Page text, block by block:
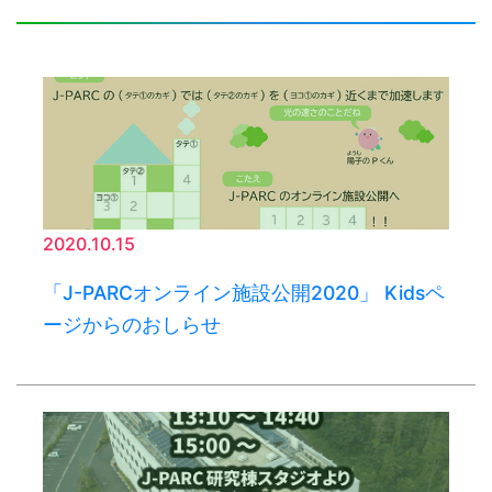
2020.10.15
「J-PARCオンライン施設公開2020」 Kidsペ
ージからのおしらせ